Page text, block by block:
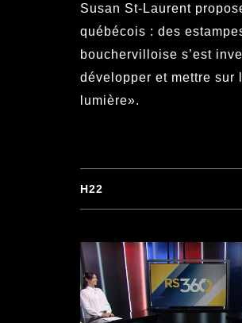
Susan St-Laurent
québécois : des
bouchervilloise s’est
développer et mettre sur
lumière».
H22